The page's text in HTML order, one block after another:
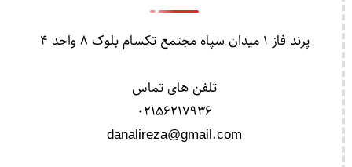
پرند فاز 1 میدان سپاه مجتمع تکسام بلوک 8 واحد 4
تلفن های تماس
02156217936
danalireza@gmail.com